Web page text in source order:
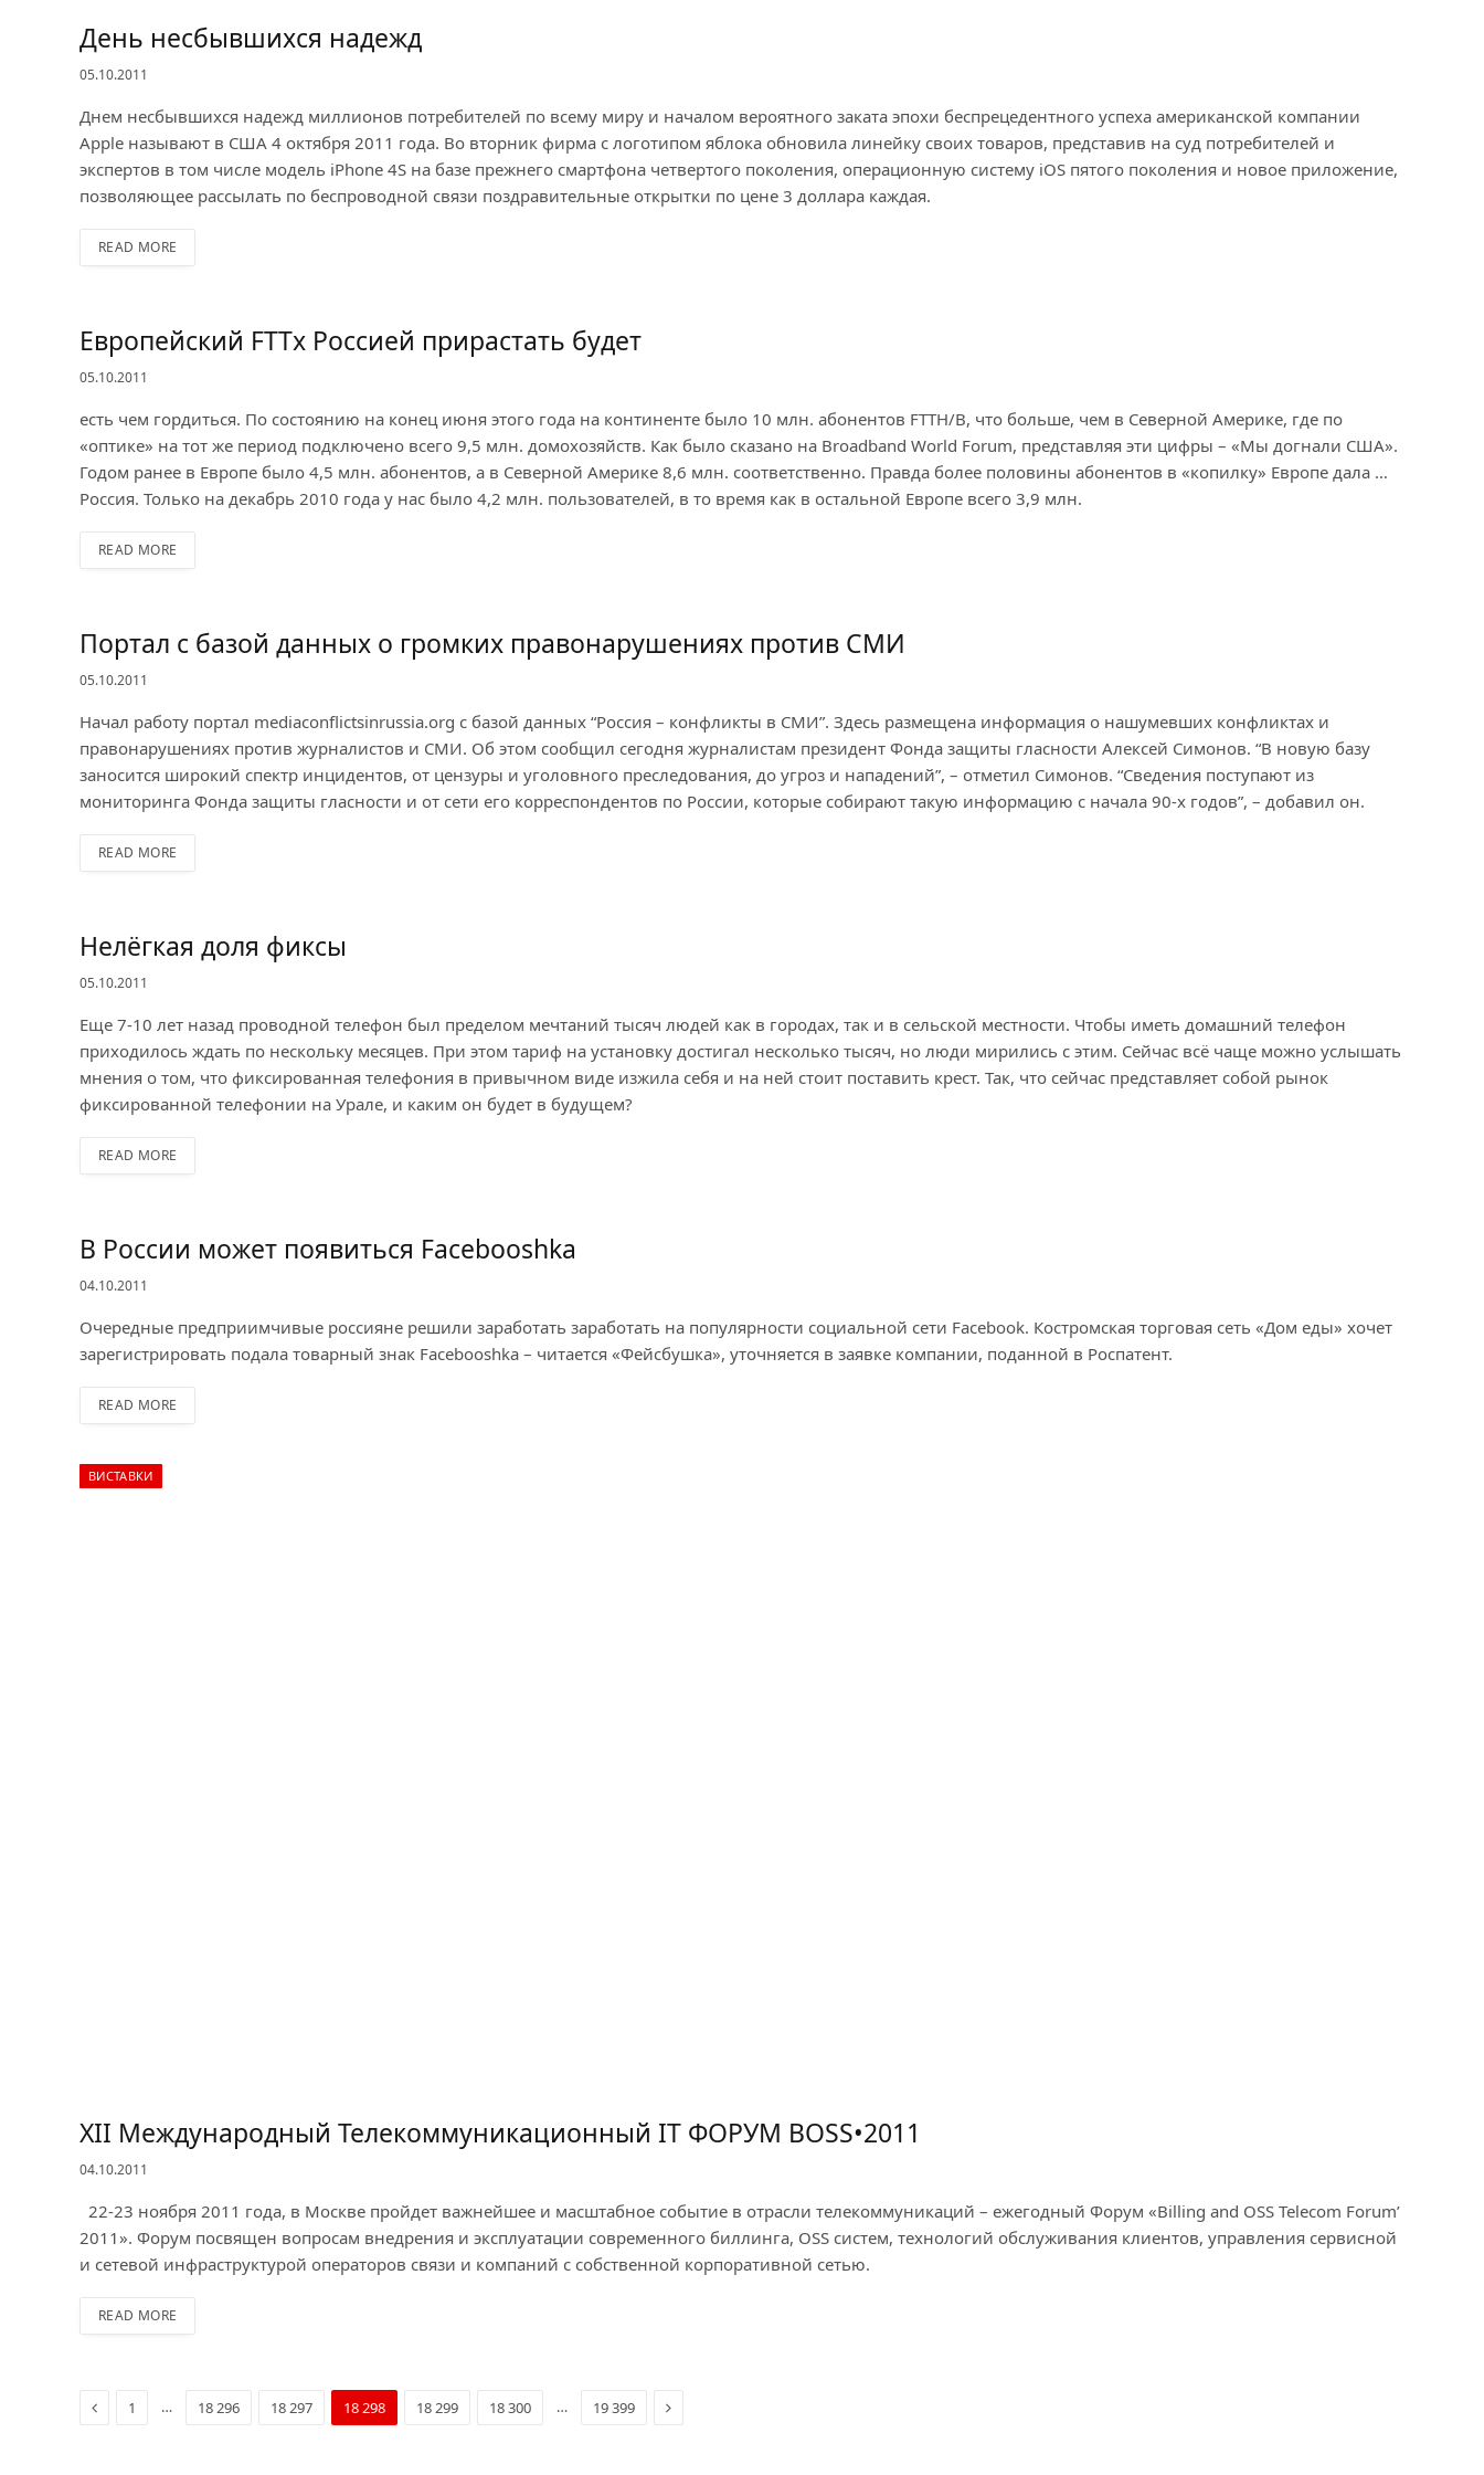
День несбывшихся надежд
05.10.2011
Днем несбывшихся надежд миллионов потребителей по всему миру и началом вероятного заката эпохи беспрецедентного успеха американской компании
Apple называют в США 4 октября 2011 года. Во вторник фирма с логотипом яблока обновила линейку своих товаров, представив на суд потребителей и
экспертов в том числе модель iPhone 4S на базе прежнего смартфона четвертого поколения, операционную систему iOS пятого поколения и новое приложение,
позволяющее рассылать по беспроводной связи поздравительные открытки по цене 3 доллара каждая.
READ MORE
Европейский FTTx Россией прирастать будет
05.10.2011
есть чем гордиться. По состоянию на конец июня этого года на континенте было 10 млн. абонентов FTTH/B, что больше, чем в Северной Америке, где по
«оптике» на тот же период подключено всего 9,5 млн. домохозяйств. Как было сказано на Broadband World Forum, представляя эти цифры – «Мы догнали США».
Годом ранее в Европе было 4,5 млн. абонентов, а в Северной Америке 8,6 млн. соответственно. Правда более половины абонентов в «копилку» Европе дала …
Россия. Только на декабрь 2010 года у нас было 4,2 млн. пользователей, в то время как в остальной Европе всего 3,9 млн.
READ MORE
Портал с базой данных о громких правонарушениях против СМИ
05.10.2011
Начал работу портал mediaconflictsinrussia.org с базой данных “Россия – конфликты в СМИ”. Здесь размещена информация о нашумевших конфликтах и
правонарушениях против журналистов и СМИ. Об этом сообщил сегодня журналистам президент Фонда защиты гласности Алексей Симонов. “В новую базу
заносится широкий спектр инцидентов, от цензуры и уголовного преследования, до угроз и нападений”, – отметил Симонов. “Сведения поступают из
мониторинга Фонда защиты гласности и от сети его корреспондентов по России, которые собирают такую информацию с начала 90-х годов”, – добавил он.
READ MORE
Нелёгкая доля фиксы
05.10.2011
Еще 7-10 лет назад проводной телефон был пределом мечтаний тысяч людей как в городах, так и в сельской местности. Чтобы иметь домашний телефон
приходилось ждать по нескольку месяцев. При этом тариф на установку достигал несколько тысяч, но люди мирились с этим. Сейчас всё чаще можно услышать
мнения о том, что фиксированная телефония в привычном виде изжила себя и на ней стоит поставить крест. Так, что сейчас представляет собой рынок
фиксированной телефонии на Урале, и каким он будет в будущем?
READ MORE
В России может появиться Facebooshka
04.10.2011
Очередные предприимчивые россияне решили заработать заработать на популярности социальной сети Facebook. Костромская торговая сеть «Дом еды» хочет
зарегистрировать подала товарный знак Facebooshka – читается «Фейсбушка», уточняется в заявке компании, поданной в Роспатент.
READ MORE
ВИСТАВКИ
XII Международный Телекоммуникационный IT ФОРУМ BOSS•2011
04.10.2011
22-23 ноября 2011 года, в Москве пройдет важнейшее и масштабное событие в отрасли телекоммуникаций – ежегодный Форум «Billing and OSS Telecom Forum’
2011». Форум посвящен вопросам внедрения и эксплуатации современного биллинга, OSS систем, технологий обслуживания клиентов, управления сервисной
и сетевой инфраструктурой операторов связи и компаний с собственной корпоративной сетью.
READ MORE
Previous
1 … 18 296 18 297 18 298 18 299 18 300 … 19 399 Next